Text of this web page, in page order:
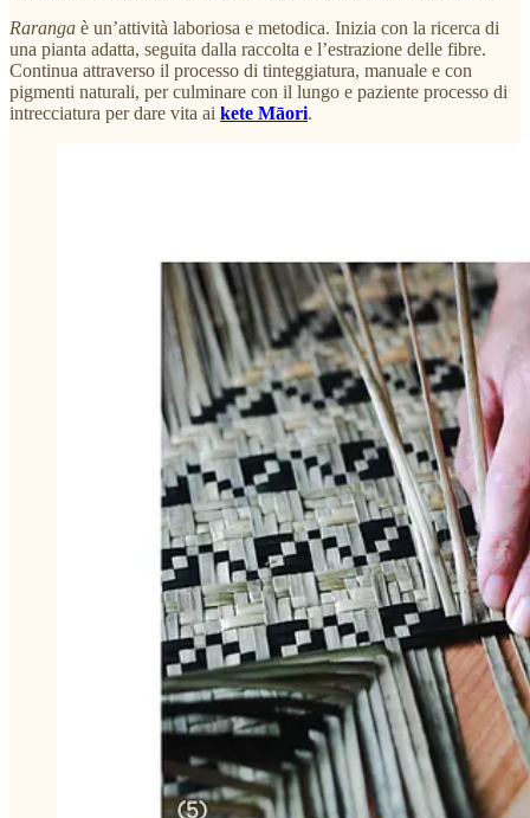
Raranga è un’attività laboriosa e metodica. Inizia con la ricerca di
una pianta adatta, seguita dalla raccolta e l’estrazione delle fibre.
Continua attraverso il processo di tinteggiatura, manuale e con
pigmenti naturali, per culminare con il lungo e paziente processo di
intrecciatura per dare vita ai kete Māori.